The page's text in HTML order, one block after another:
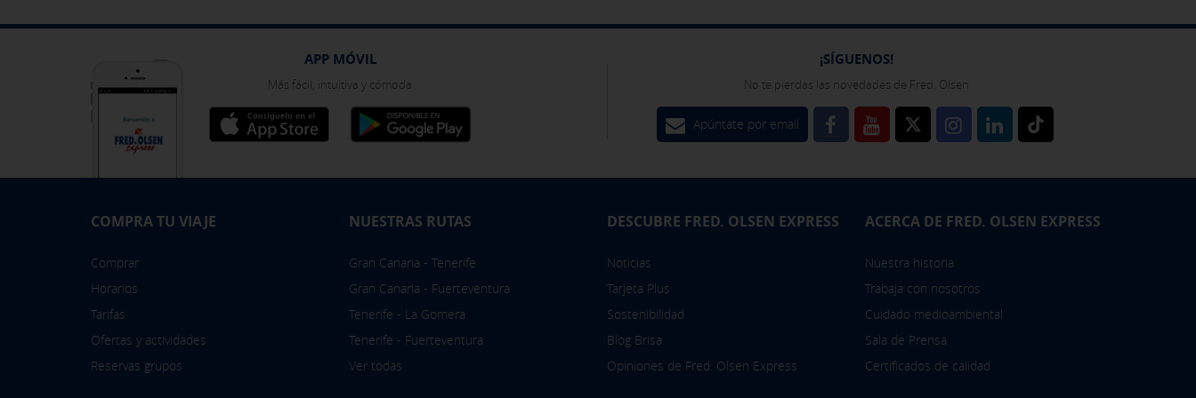
APP MÓVIL
Más fácil, intuitiva y cómoda
¡SÍGUENOS!
No te pierdas las novedades de Fred. Olsen
Apúntate por email
COMPRA TU VIAJE
Comprar
Horarios
Tarifas
Ofertas y actividades
Reservas grupos
NUESTRAS RUTAS
Gran Canaria - Tenerife
Gran Canaria - Fuerteventura
Tenerife - La Gomera
Tenerife - Fuerteventura
Ver todas
DESCUBRE FRED. OLSEN EXPRESS
Noticias
Tarjeta Plus
Sostenibilidad
Blog Brisa
Opiniones de Fred. Olsen Express
ACERCA DE FRED. OLSEN EXPRESS
Nuestra historia
Trabaja con nosotros
Cuidado medioambiental
Sala de Prensa
Certificados de calidad